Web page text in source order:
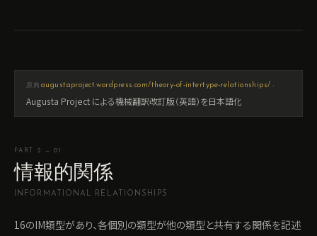
原典 augustaproject.wordpress.com/theory-of-intertype-relationships/ ·
Augusta Project による機械翻訳改訂版（英語）を日本語化
PART 2 — 01
情報的関係
INFORMATIONAL RELATIONSHIPS
16のIM類型があり、各個別の類型が他の類型と共有する関係を記述